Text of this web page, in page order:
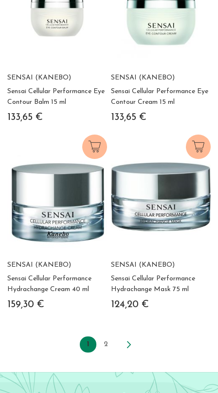
SENSAI (KANEBO)
Sensai Cellular Performance Eye
Contour Balm 15 ml
133,65 €
SENSAI (KANEBO)
Sensai Cellular Performance Eye
Contour Cream 15 ml
133,65 €
SENSAI (KANEBO)
Sensai Cellular Performance
Hydrachange Cream 40 ml
159,30 €
SENSAI (KANEBO)
Sensai Cellular Performance
Hydrachange Mask 75 ml
124,20 €
PageYou're currently reading page
1 Page
2